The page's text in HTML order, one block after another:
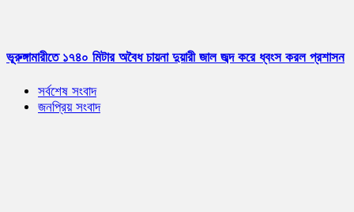
ভূরুঙ্গামারীতে ১৭৪০ মিটার অবৈধ চায়না দুয়ারী জাল জব্দ করে ধ্বংস করল প্রশাসন
সর্বশেষ সংবাদ
জনপ্রিয় সংবাদ